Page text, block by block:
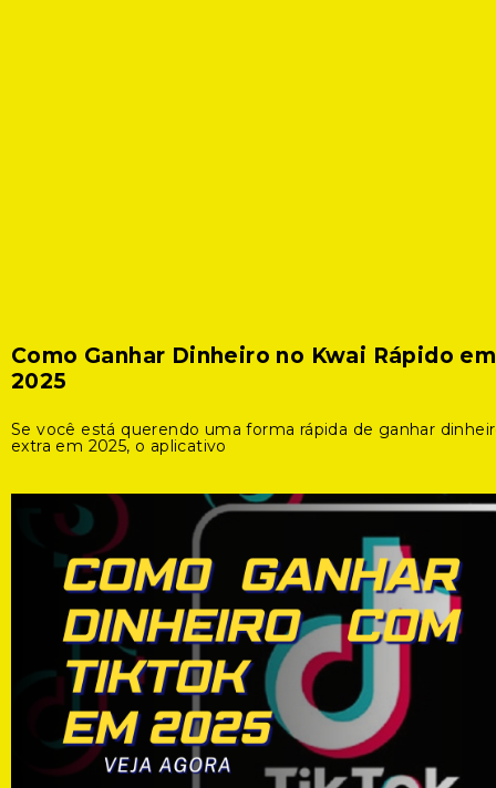
Como Ganhar Dinheiro no Kwai Rápido em
2025
Se você está querendo uma forma rápida de ganhar
extra em 2025, o aplicativo